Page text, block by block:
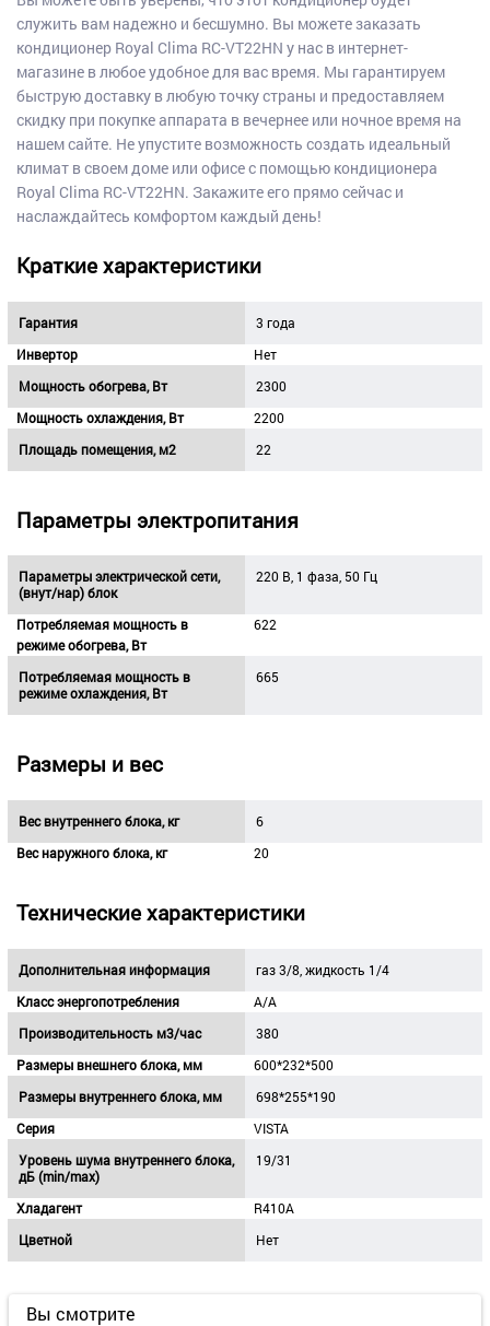
служить вам надежно и бесшумно. Вы можете заказать
кондиционер Royal Clima RC-VT22HN у нас в интернет-
магазине в любое удобное для вас время. Мы гарантируем
быструю доставку в любую точку страны и предоставляем
скидку при покупке аппарата в вечернее или ночное время на
нашем сайте. Не упустите возможность создать идеальный
климат в своем доме или офисе с помощью кондиционера
Royal Clima RC-VT22HN. Закажите его прямо сейчас и
наслаждайтесь комфортом каждый день!
Краткие характеристики
Гарантия
3 года
Инвертор
Нет
Мощность обогрева, Вт
2300
Мощность охлаждения, Вт
2200
Площадь помещения, м2
22
Параметры электропитания
Параметры электрической сети,
(внут/нар) блок
220 В, 1 фаза, 50 Гц
Потребляемая мощность в
режиме обогрева, Вт
622
Потребляемая мощность в
режиме охлаждения, Вт
665
Размеры и вес
Вес внутреннего блока, кг
6
Вес наружного блока, кг
20
Технические характеристики
Дополнительная информация
газ 3/8, жидкость 1/4
Класс энергопотребления
А/A
Производительность м3/час
380
Размеры внешнего блока, мм
600*232*500
Размеры внутреннего блока, мм
698*255*190
Серия
VISTA
Уровень шума внутреннего блока,
дБ (min/max)
19/31
Хладагент
R410A
Цветной
Нет
Вы смотрите